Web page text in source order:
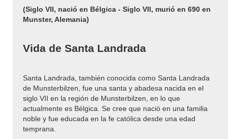
(Siglo VII, nació en Bélgica - Siglo VII, murió en 690 en
Munster, Alemania)
Vida de Santa Landrada
Santa Landrada, también conocida como Santa Landrada
de Munsterbilzen, fue una santa y abadesa nacida en el
siglo VII en la región de Munsterbilzen, en lo que
actualmente es Bélgica. Se cree que nació en una familia
noble y fue educada en la fe católica desde una edad
temprana.